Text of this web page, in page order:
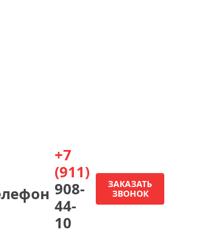
+7
(911)
908-
44-
10
ЗАКАЗАТЬ
ЗВОНОК